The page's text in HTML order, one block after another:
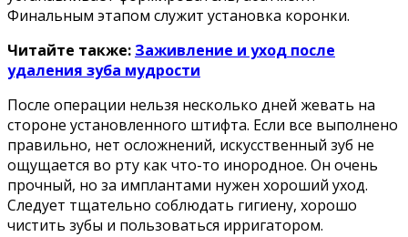
Финальным этапом служит установка коронки.
Читайте также: Заживление и уход после
удаления зуба мудрости
После операции нельзя несколько дней жевать на
стороне установленного штифта. Если все выполнено
правильно, нет осложнений, искусственный зуб не
ощущается во рту как что-то инородное. Он очень
прочный, но за имплантами нужен хороший уход.
Следует тщательно соблюдать гигиену, хорошо
чистить зубы и пользоваться ирригатором.